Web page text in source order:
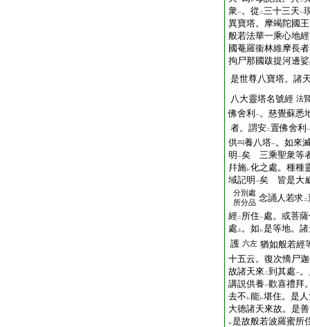
衆一。從 二三十三天一
異寶塔。摩竭陀國
般若法華一乘心地
國菴羅衞林維摩長
拘尸那國跋提河邊
是世尊八寶塔。諸
八大靈塔名號經 法
佛舍利 一。慈覺蘇悉
者。謂安二置佛舍利 一
供 養八塔一。如來
明 一矣 三乘聖衆等
幷施レ化之處。種種
域記明 一矣 皆是大
分別處
所分品 念誦人若求 二
經二 所住一處。或菩
處
上 。如 レ是等地。
護 六左 猶如般若經
十五云。復次憍尸
故諸天來 二到其處一
講説供養一歡喜禮拜
去不 レ能レ堪住。是
大徳諸天來故。是
レ是故般若波羅蜜所